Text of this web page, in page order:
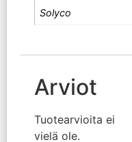
Solyco
Arviot
Tuotearvioita ei
vielä ole.